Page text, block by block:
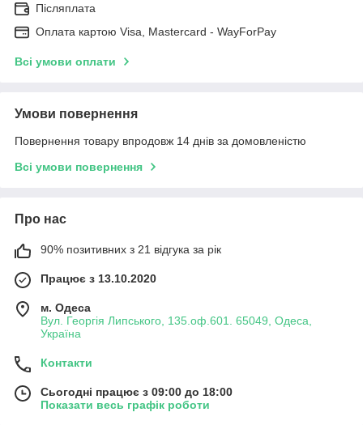
Післяплата
Оплата картою Visa, Mastercard - WayForPay
Всі умови оплати
Умови повернення
Повернення товару впродовж 14 днів за домовленістю
Всі умови повернення
Про нас
90% позитивних з 21 відгука за рік
Працює з 13.10.2020
м. Одеса
Вул. Георгія Липського, 135.оф.601. 65049, Одеса,
Україна
Контакти
Сьогодні працює з 09:00 до 18:00
Показати весь графік роботи